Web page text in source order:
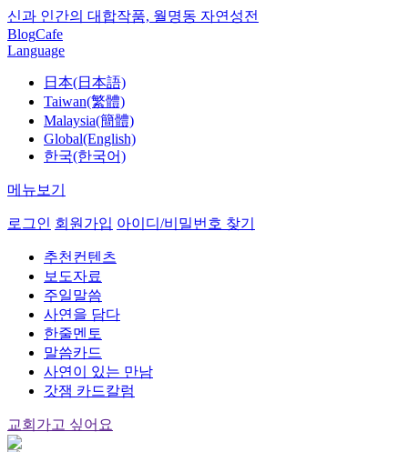
신과 인간의 대합작품, 월명동 자연성전
BlogCafe
Language
日本(日本語)
Taiwan(繁體)
Malaysia(簡體)
Global(English)
한국(한국어)
메뉴보기
로그인 회원가입 아이디/비밀번호 찾기
추천컨텐츠
보도자료
주일말씀
사연을 담다
한줄멘토
말씀카드
사연이 있는 만남
갓잼 카드칼럼
교회가고 싶어요